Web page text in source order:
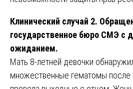
Клинический случай 2.
государственное бюро СМЭ с
ожиданием.
Мать 8-летней девочки
множественные гематомы после